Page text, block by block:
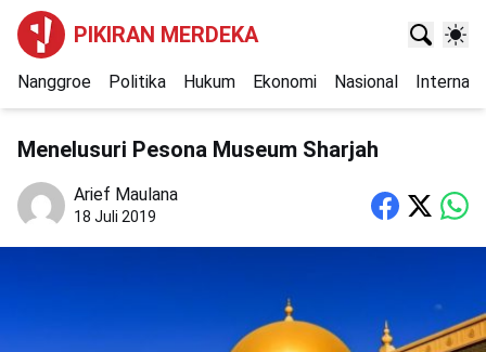
PIKIRAN MERDEKA
Nanggroe Politika Hukum Ekonomi Nasional
Menelusuri Pesona Museum Sharjah
Arief Maulana
18 Juli 2019